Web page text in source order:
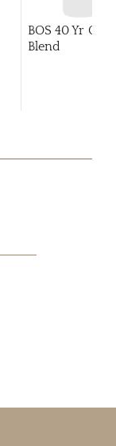
BOS 40 Yr Old
Blend